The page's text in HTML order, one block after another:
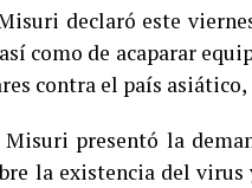
declaró este
como de acaparar
contra el país
presentó la
la existencia del